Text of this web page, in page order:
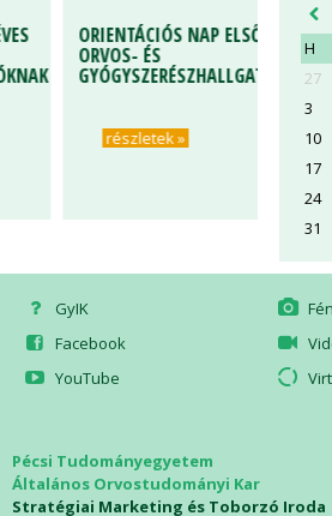
H
27
3
10
17
24
31
ORIENTÁCIÓS NAP ELSŐÉVES
ORVOS- ÉS
GYÓGYSZERÉSZHALLGATÓKNAK
részletek »
GyIK
Facebook
YouTube
Pécsi Tudományegyetem
Általános Orvostudományi Kar
Stratégiai Marketing és Toborzó Iroda